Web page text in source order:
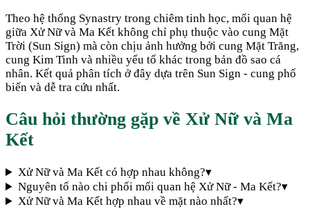
Theo hệ thống Synastry trong chiêm tinh học, mối quan hệ
giữa Xử Nữvà Ma Kết không chỉ phụ thuộc vào cung Mặt
Trời (Sun Sign) mà còn chịu ảnh hưởng bởi cung Mặt Trăng,
cung Kim Tinh và nhiều yếu tố khác trong bản đồ sao cá
nhân. Kết quả phân tích ở đây dựa trên Sun Sign - cung phổ
biến và dễ tra cứu nhất.
Câu hỏi thường gặp về Xử Nữ và Ma
Kết
Xử Nữ và Ma Kết có hợp nhau không?▾
Nguyên tố nào chi phối mối quan hệ Xử Nữ - Ma Kết?▾
Xử Nữ và Ma Kết hợp nhau về mặt nào nhất?▾